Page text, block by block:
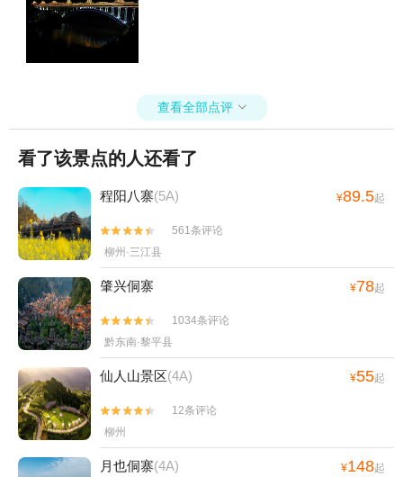
查看全部点评 
看了该景点的人还看了
程阳八寨(5A) ¥89.5起


561条评论
柳州·三江县
肇兴侗寨 ¥78起


1034条评论
黔东南·黎平县
仙人山景区(4A) ¥55起


12条评论
柳州
月也侗寨(4A) ¥148起